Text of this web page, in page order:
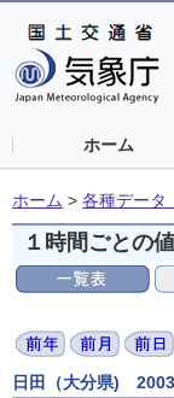
ホーム
ホーム > 各種データ
１時間ごとの値
日田（大分県)